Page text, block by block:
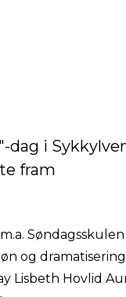
dag i
fram
Søndagsskulen
og
Lisbeth Hovlid